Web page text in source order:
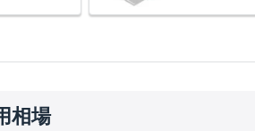
相場